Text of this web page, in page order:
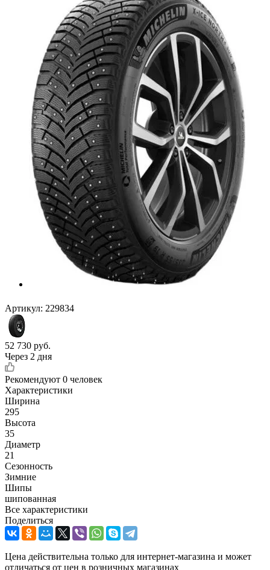
Артикул: 229834
52 730 руб.
Через 2 дня
Рекомендуют 0 человек
Характеристики
Ширина
295
Высота
35
Диаметр
21
Сезонность
Зимние
Шипы
шипованная
Все характеристики
Поделиться
Цена действительна только для интернет-магазина и может
отличаться от цен в розничных магазинах